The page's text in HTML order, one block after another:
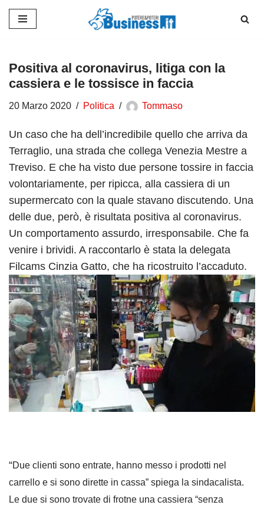
contenuto
Positiva al coronavirus, litiga con la
cassiera e le tossisce in faccia
20 Marzo 2020 Politica Tommaso
Un caso che ha dell’incredibile quello che arriva da
Terraglio, una strada che collega Venezia Mestre a
Treviso. E che ha visto due persone tossire in faccia
volontariamente, per ripicca, alla cassiera di un
supermercato con la quale stavano discutendo. Una
delle due, però, è risultata positiva al coronavirus.
Un comportamento assurdo, irresponsabile. Che fa
venire i brividi. A raccontarlo è stata la delegata
Filcams Cinzia Gatto, che ha ricostruito l’accaduto.
“Due clienti sono entrate, hanno messo i prodotti nel
carrello e si sono dirette in cassa” spiega la sindacalista.
Le due si sono trovate di frotne una cassiera “senza